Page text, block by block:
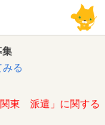
る
東 派遣」に関する